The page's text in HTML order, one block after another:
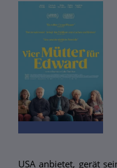
USA anbietet, gerät